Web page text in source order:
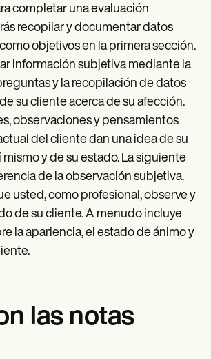
completar una evaluación
recopilar y documentar datos
objetivos en la primera sección.
información subjetiva mediante la
y la recopilación de datos
su cliente acerca de su afección.
observaciones y pensamientos
del cliente dan una idea de su
y de su estado. La siguiente
de la observación subjetiva.
usted, como profesional, observe y
de su cliente. A menudo incluye
la apariencia, el estado de ánimo y
las notas